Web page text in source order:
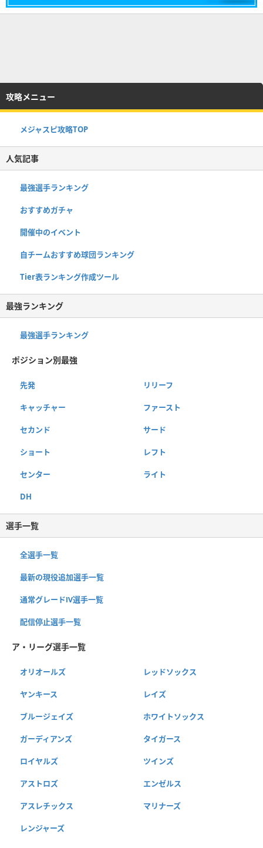
攻略メニュー
メジャスピ攻略TOP
人気記事
最強選手ランキング
おすすめガチャ
開催中のイベント
自チームおすすめ球団ランキング
Tier表ランキング作成ツール
最強ランキング
最強選手ランキング
ポジション別最強
先発 リリーフ
キャッチャー ファースト
セカンド サード
ショート レフト
センター ライト
DH
選手一覧
全選手一覧
最新の現役追加選手一覧
通常グレードⅣ選手一覧
配信停止選手一覧
ア・リーグ選手一覧
オリオールズ レッドソックス
ヤンキース レイズ
ブルージェイズ ホワイトソックス
ガーディアンズ タイガース
ロイヤルズ ツインズ
アストロズ エンゼルス
アスレチックス マリナーズ
レンジャーズ